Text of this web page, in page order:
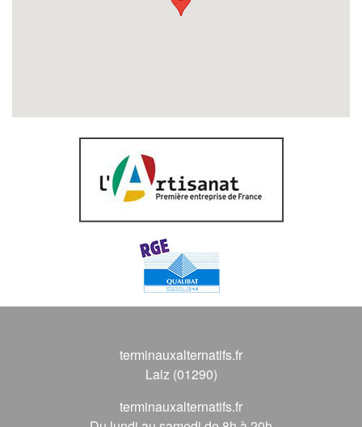
terminauxalternatifs.fr
Laiz (01290)
terminauxalternatifs.fr